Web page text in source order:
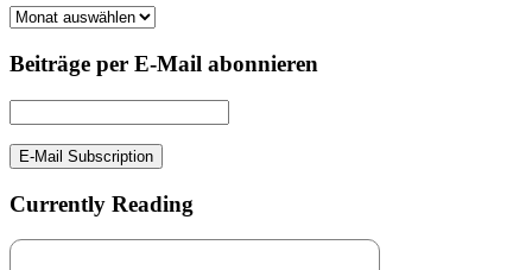
Ältere
Beiträge per E-Mail abonnieren
Currently Reading